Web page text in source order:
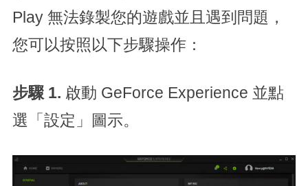
Play 無法錄製您的遊戲並且遇到問題，
您可以按照以下步驟操作：
步驟 1. 啟動 GeForce Experience 並點
選「設定」圖示。